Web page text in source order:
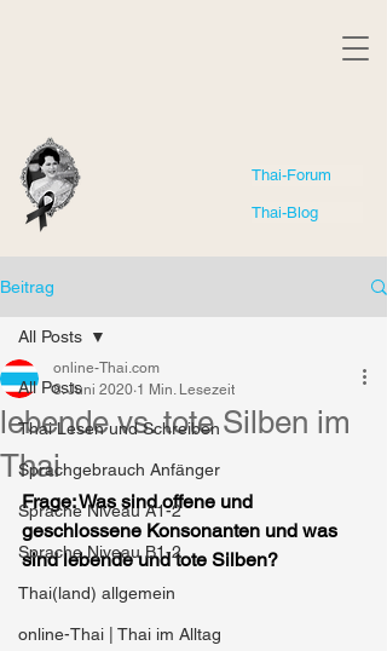
Thai-Blog
Thai-Forum
Beitrag
All Posts
Thai Lesen und Schreiben
Sprachgebrauch Anfänger
Sprache Niveau A1-2
Sprache Niveau B1-2
Thai(land) allgemein
online-Thai | Thai im Alltag
All Posts
lebende vs. tote Silben im
Thai
online-Thai.com
8. Juni 2020 1 Min. Lesezeit
Frage: Was sind offene und
geschlossene Konsonanten und was
sind lebende und tote Silben?